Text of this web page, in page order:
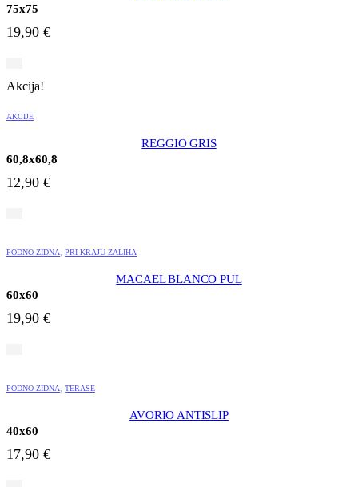
75x75
19,90 €
Akcija!
AKCIJE
REGGIO GRIS
60,8x60,8
12,90 €
PODNO-ZIDNA PRI KRAJU ZALIHA
MACAEL BLANCO PUL
60x60
19,90 €
PODNO-ZIDNA TERASE
AVORIO ANTISLIP
40x60
17,90 €